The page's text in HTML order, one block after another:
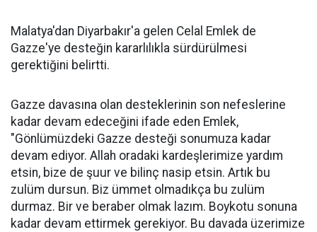
Malatya'dan Diyarbakır'a gelen Celal Emlek de
Gazze'ye desteğin kararlılıkla sürdürülmesi
gerektiğini belirtti.
Gazze davasına olan desteklerinin son nefeslerine
kadar devam edeceğini ifade eden Emlek,
"Gönlümüzdeki Gazze desteği sonumuza kadar
devam ediyor. Allah oradaki kardeşlerimize yardım
etsin, bize de şuur ve bilinç nasip etsin. Artık bu
zulüm dursun. Biz ümmet olmadıkça bu zulüm
durmaz. Bir ve beraber olmak lazım. Boykotu sonuna
kadar devam ettirmek gerekiyor. Bu davada üzerimize